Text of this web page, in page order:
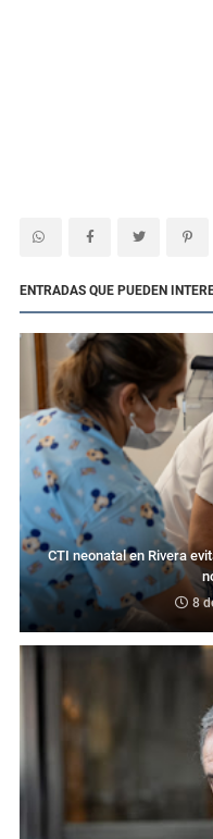
ENTRADAS QUE PUEDEN
CTI neonatal en Rivera
8